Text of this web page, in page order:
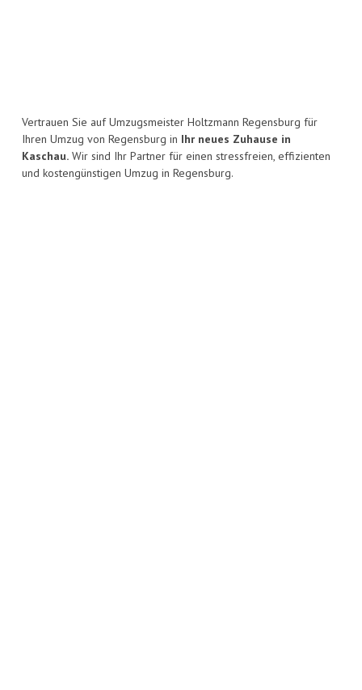
Vertrauen Sie auf Umzugsmeister Holtzmann Regensburg für
Ihren Umzug von Regensburg in Ihr neues Zuhause in
Kaschau. Wir sind Ihr Partner für einen stressfreien, effizienten
und kostengünstigen Umzug in Regensburg.